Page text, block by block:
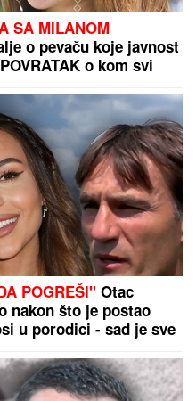
SA MILANOM
o pevaču koje javnost
o kom svi
POGREŠI" Otac
nakon što je postao
u porodici - sad je sve